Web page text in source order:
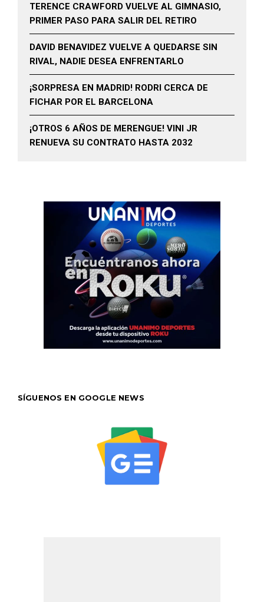
TERENCE CRAWFORD VUELVE AL GIMNASIO,
PRIMER PASO PARA SALIR DEL RETIRO
DAVID BENAVIDEZ VUELVE A QUEDARSE SIN
RIVAL, NADIE DESEA ENFRENTARLO
¡SORPRESA EN MADRID! RODRI CERCA DE
FICHAR POR EL BARCELONA
¡OTROS 6 AÑOS DE MERENGUE! VINI JR
RENUEVA SU CONTRATO HASTA 2032
SÍGUENOS EN GOOGLE NEWS